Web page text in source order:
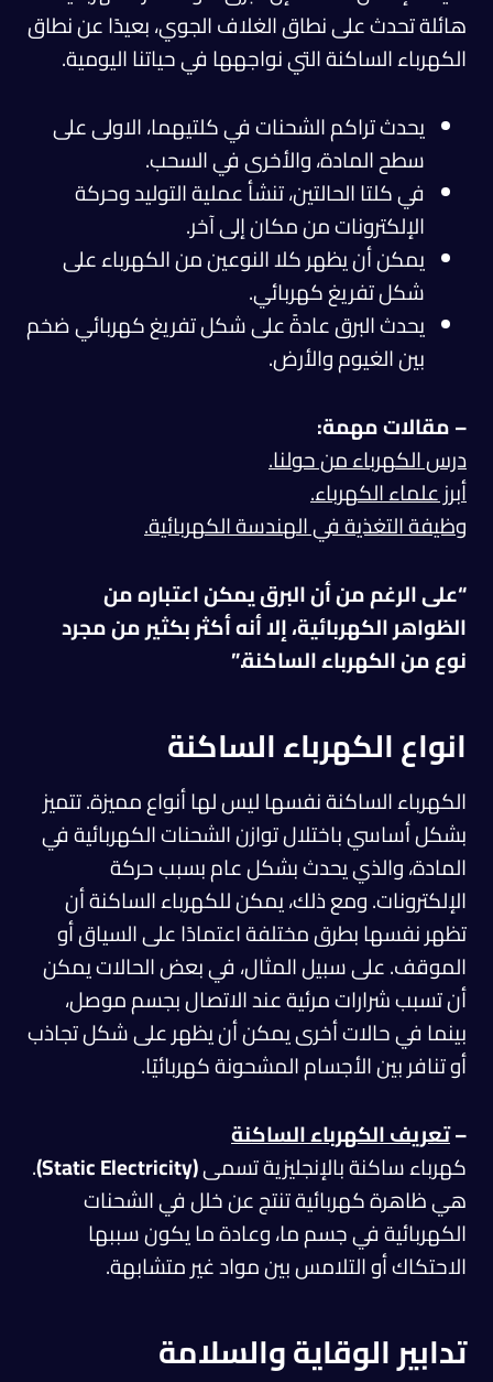
هائلة تحدث على نطاق الغلاف الجوي، بعيدًا عن نطاق
الكهرباء الساكنة التي نواجهها في حياتنا اليومية.
يحدث تراكم الشحنات في كلتيهما، الاولى على
سطح المادة، والأخرى في السحب.
في كلتا الحالتين، تنشأ عملية التوليد وحركة
الإلكترونات من مكان إلى آخر.
يمكن أن يظهر كلا النوعين من الكهرباء على
شكل تفريغ كهربائي.
يحدث البرق عادةً على شكل تفريغ كهربائي ضخم
بين الغيوم والأرض.
– مقالات مهمة:
درس الكهرباء من حولنا.
أبرز علماء الكهرباء.
وظيفة التغذية في الهندسة الكهربائية.
“على الرغم من أن البرق يمكن اعتباره من
الظواهر الكهربائية، إلا أنه أكثر بكثير من مجرد
نوع من الكهرباء الساكنة.”
انواع الكهرباء الساكنة
الكهرباء الساكنة نفسها ليس لها أنواع مميزة. تتميز
بشكل أساسي باختلال توازن الشحنات الكهربائية في
المادة، والذي يحدث بشكل عام بسبب حركة
الإلكترونات. ومع ذلك، يمكن للكهرباء الساكنة أن
تظهر نفسها بطرق مختلفة اعتمادًا على السياق أو
الموقف. على سبيل المثال، في بعض الحالات يمكن
أن تسبب شرارات مرئية عند الاتصال بجسم موصل،
بينما في حالات أخرى يمكن أن يظهر على شكل تجاذب
أو تنافر بين الأجسام المشحونة كهربائيًا.
–تعريف الكهرباء الساكنة
كهرباء ساكنة بالإنجليزية تسمى(Static Electricity)
.
هي ظاهرة كهربائية تنتج عن خلل في الشحنات
الكهربائية في جسم ما، وعادة ما يكون سببها
الاحتكاك أو التلامس بين مواد غير متشابهة.
تدابير الوقاية والسلامة